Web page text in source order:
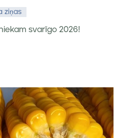
ziņas
svarīgo 2026!